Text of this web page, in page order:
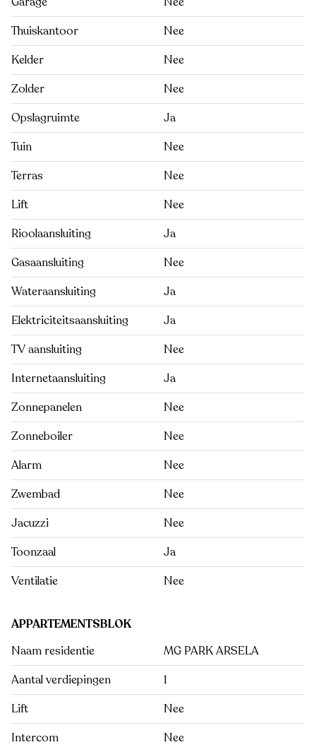
Thuiskantoor
Nee
Kelder
Nee
Zolder
Nee
Opslagruimte
Ja
Tuin
Nee
Terras
Nee
Lift
Nee
Rioolaansluiting
Ja
Gasaansluiting
Nee
Wateraansluiting
Ja
Elektriciteitsaansluiting
Ja
TV aansluiting
Nee
Internetaansluiting
Ja
Zonnepanelen
Nee
Zonneboiler
Nee
Alarm
Nee
Zwembad
Nee
Jacuzzi
Nee
Toonzaal
Ja
Ventilatie
Nee
APPARTEMENTSBLOK
Naam residentie
MG PARK ARSELA
Aantal verdiepingen
1
Lift
Nee
Intercom
Nee